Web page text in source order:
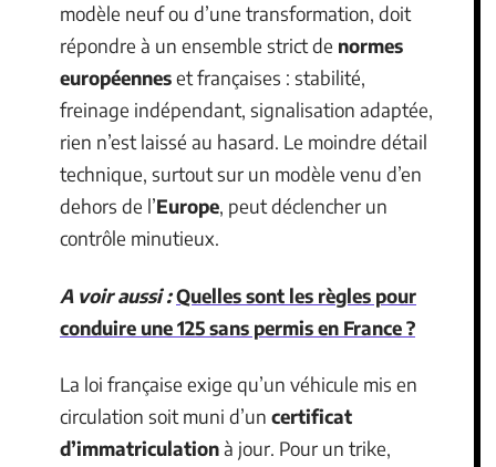
modèle neuf ou d’une transformation, doit
répondre à un ensemble strict de normes
européenneset françaises : stabilité,
freinage indépendant, signalisation adaptée,
rien n’est laissé au hasard. Le moindre détail
technique, surtout sur un modèle venu d’en
dehors de l’Europe, peut déclencher un
contrôle minutieux.
A voir aussi :Quelles sont les règles pour
conduire une 125 sans permis en France ?
La loi française exige qu’un véhicule mis en
circulation soit muni d’un certificat
d’immatriculationà jour. Pour un trike,